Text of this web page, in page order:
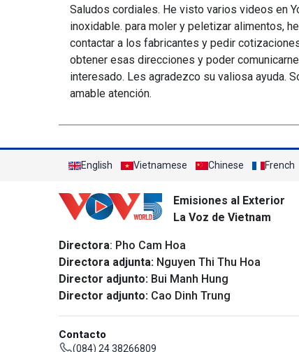
Saludos cordiales. He visto varios videos en
inoxidable. para moler y peletizar alimentos,
contactar a los fabricantes y pedir
obtener esas direcciones y poder
interesado. Les agradezco su valiosa ayuda.
amable atención.
English Vietnamese Chinese French
Emisiones al Exterior
La Voz de Vietnam
Directora: Pho Cam Hoa
Directora adjunta: Nguyen Thi Thu Hoa
Director adjunto: Bui Manh Hung
Director adjunto: Cao Dinh Trung
Contacto
(084) 24 38266809